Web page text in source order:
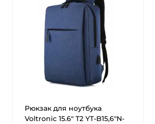
Рюкзак для ноутбука
Voltronic 15.6" T2 YT-B15,6"N-